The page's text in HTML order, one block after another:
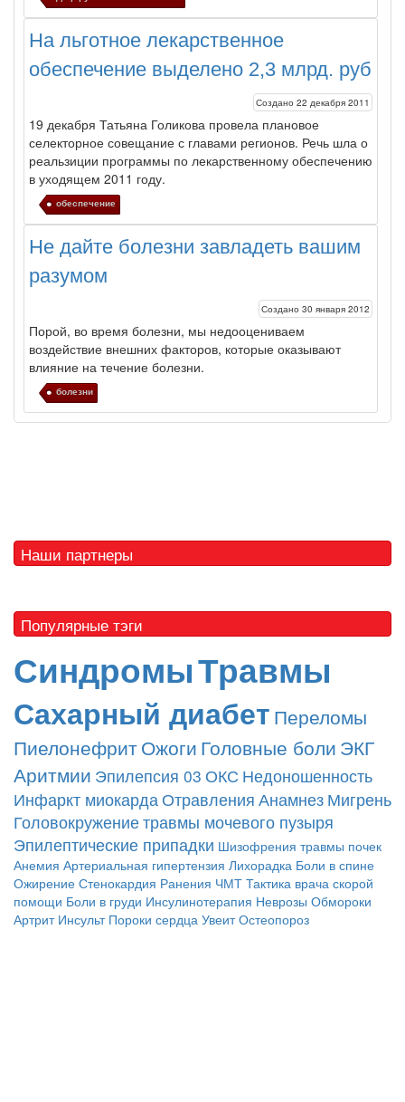
На льготное лекарственное
обеспечение выделено 2,3 млрд. руб
Создано 22 декабря 2011
19 декабря Татьяна Голикова провела плановое
селекторное совещание с главами регионов. Речь шла о
реальзиции программы по лекарственному обеспечению
в уходящем 2011 году.
обеспечение
Не дайте болезни завладеть вашим
разумом
Создано 30 января 2012
Порой, во время болезни, мы недооцениваем
воздействие внешних факторов, которые оказывают
влияние на течение болезни.
болезни
Наши партнеры
Популярные тэги
СиндромыТравмы
Сахарный диабет Переломы
ПиелонефритОжоги Головные боли ЭКГ
Аритмии Эпилепсия 03 ОКС Недоношенность
Инфаркт миокарда Отравления Анамнез Мигрень
Головокружениетравмы мочевого пузыря
Эпилептические припадки Шизофрения травмы почек
Анемия Артериальная гипертензия Лихорадка Боли в спине
Ожирение Стенокардия Ранения ЧМТ Тактика врача скорой
помощи Боли в груди Инсулинотерапия Неврозы Обмороки
Артрит Инсульт Пороки сердца Увеит Остеопороз